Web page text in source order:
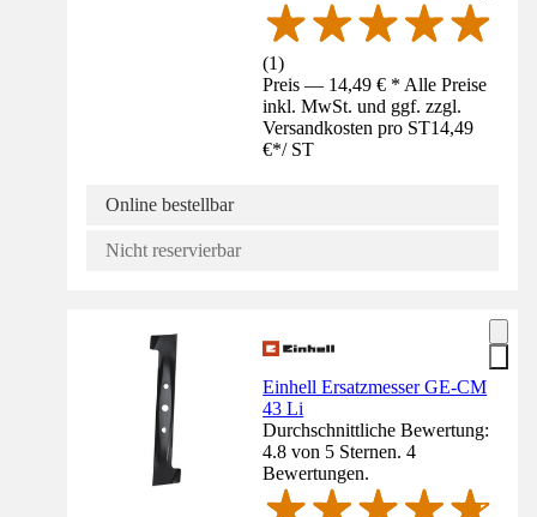
(1)
Preis — 14,49 € * Alle Preise
inkl. MwSt. und ggf. zzgl.
Versandkosten pro ST14,49
€*/ ST
Online bestellbar
Nicht reservierbar
Einhell Ersatzmesser GE-CM
43 Li
Durchschnittliche Bewertung:
4.8 von 5 Sternen. 4
Bewertungen.